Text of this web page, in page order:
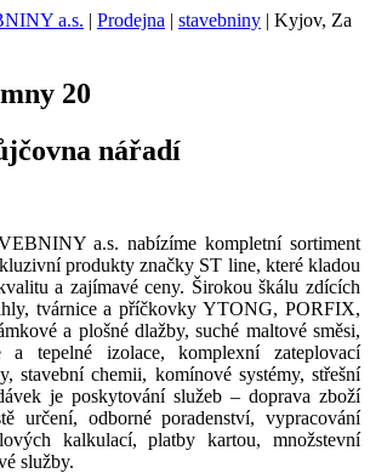
a.s. | Prodejna | stavebniny | Kyjov, Za
20
nářadí
a.s. nabízíme kompletní sortiment
produkty značky ST line, které kladou
a zajímavé ceny. Širokou škálu zdících
tvárnice a příčkovky YTONG, PORFIX,
a plošné dlažby, suché maltové směsi,
a tepelné izolace, komplexní zateplovací
stavební chemii, komínové systémy, střešní
je poskytování služeb – doprava zboží
určení, odborné poradenství, vypracování
kalkulací, platby kartou, množstevní
služby.